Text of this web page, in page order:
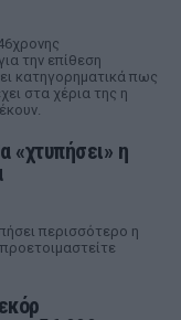
την επίθεση
κατηγορηματικά πως
στα χέρια της η
«χτυπήσει» η
περισσότερο η